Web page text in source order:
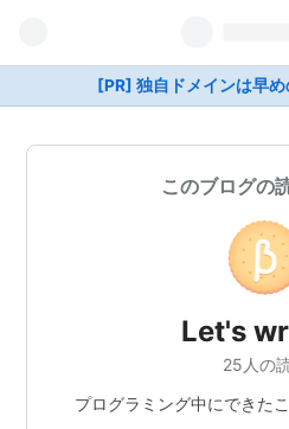
[PR] 独自ドメインは早
このブログの
Let's
25人の
プログラミング中にできた